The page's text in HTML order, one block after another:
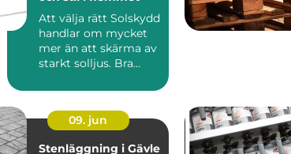
Att välja rätt Solskydd
handlar om mycket
mer än att skärma av
starkt solljus. Bra
09. jun
Stenläggning i Gävle